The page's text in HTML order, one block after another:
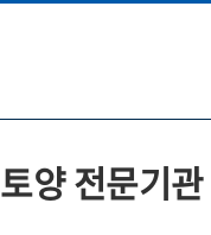
토양 전문기관